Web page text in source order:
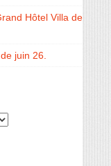
Hôtel Villa de
juin 26.